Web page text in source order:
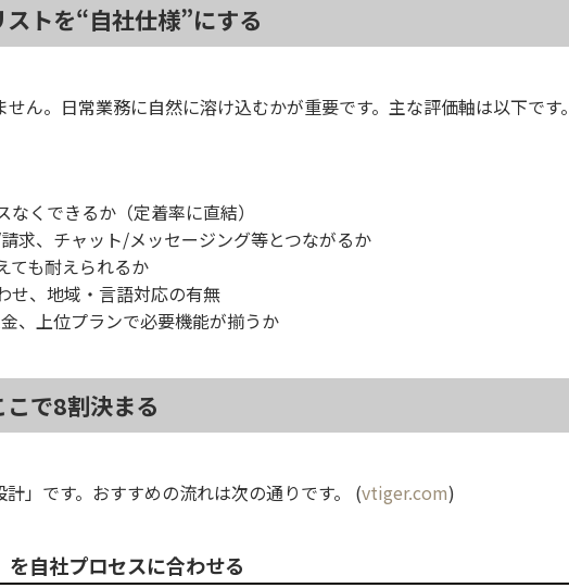
トを“自社仕様”にする
ん。日常業務に自然に溶け込むかが重要です。主な評価軸は以下です
なくできるか（定着率に直結）
求、チャット/メッセージング等とつながるか
ても耐えられるか
せ、地域・言語対応の有無
、上位プランで必要機能が揃うか
で8割決まる
」です。おすすめの流れは次の通りです。 (vtiger.com)
自社プロセスに合わせる